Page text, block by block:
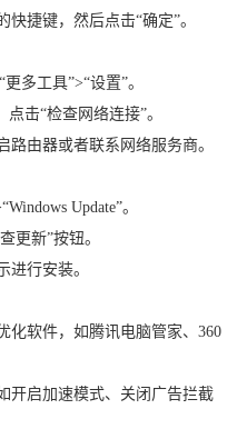
捷键，然后点击“确定”。
多工具”>“设置”。
击“检查网络连接”。
由器或者联系网络服务商。
Update”。
更新”按钮。
进行安装。
化软件，如腾讯电脑管家、360
开启加速模式、关闭广告拦截